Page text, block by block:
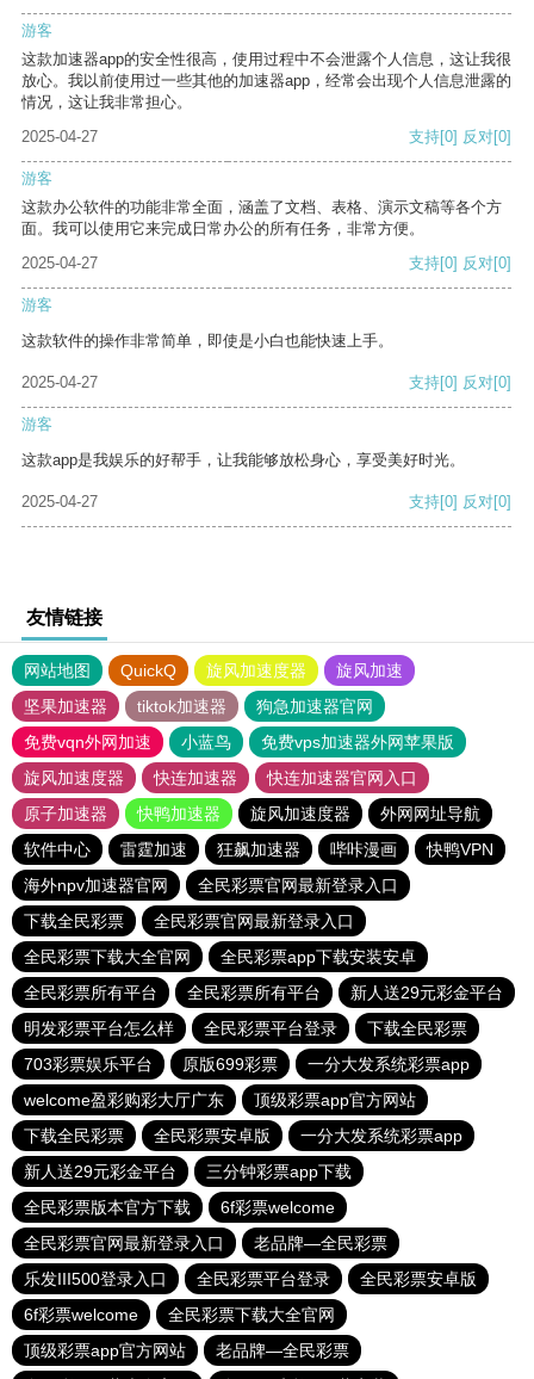
游客
这款加速器app的安全性很高，使用过程中不会泄露个人信息，这让我很
放心。我以前使用过一些其他的加速器app，经常会出现个人信息泄露的
情况，这让我非常担心。
2025-04-27
支持[0] 反对[0]
游客
这款办公软件的功能非常全面，涵盖了文档、表格、演示文稿等各个方
面。我可以使用它来完成日常办公的所有任务，非常方便。
2025-04-27
支持[0] 反对[0]
游客
这款软件的操作非常简单，即使是小白也能快速上手。
2025-04-27 支持[0] 反对[0]
游客
这款app是我娱乐的好帮手，让我能够放松身心，享受美好时光。
2025-04-27 支持[0] 反对[0]
友情链接
网站地图 QuickQ 旋风加速度器
旋风加速
坚果加速器
tiktok加速器
狗急加速器官网
免费vqn外网加速
小蓝鸟
免费vps加速器外网苹果版
旋风加速度器
快连加速器
快连加速器官网入口
原子加速器
快鸭加速器 旋风加速度器
外网网址导航
软件中心
雷霆加速 狂飙加速器 哔咔漫画
快鸭VPN
海外npv加速器官网
全民彩票官网最新登录入口
下载全民彩票
全民彩票官网最新登录入口
全民彩票下载大全官网
全民彩票app下载安装安卓
全民彩票所有平台
全民彩票所有平台
新人送29元彩金平台
明发彩票平台怎么样
全民彩票平台登录
下载全民彩票
703彩票娱乐平台
原版699彩票
一分大发系统彩票app
welcome盈彩购彩大厅广东
顶级彩票app官方网站
下载全民彩票
全民彩票安卓版
一分大发系统彩票app
新人送29元彩金平台
三分钟彩票app下载
全民彩票版本官方下载
6f彩票welcome
全民彩票官网最新登录入口
老品牌—全民彩票
乐发III500登录入口
全民彩票平台登录
全民彩票安卓版
6f彩票welcome
全民彩票下载大全官网
顶级彩票app官方网站
老品牌—全民彩票